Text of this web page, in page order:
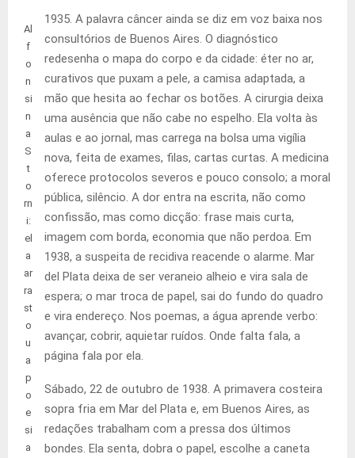
Al
f
o
n
si
n
a
S
t
o
rn
i:
el
a
ar
ra
st
o
u
a
p
o
e
si
a
1935. A palavra câncer ainda se diz em voz baixa nos
consultórios de Buenos Aires. O diagnóstico
redesenha o mapa do corpo e da cidade: éter no ar,
curativos que puxam a pele, a camisa adaptada, a
mão que hesita ao fechar os botões. A cirurgia deixa
uma ausência que não cabe no espelho. Ela volta às
aulas e ao jornal, mas carrega na bolsa uma vigília
nova, feita de exames, filas, cartas curtas. A medicina
oferece protocolos severos e pouco consolo; a moral
pública, silêncio. A dor entra na escrita, não como
confissão, mas como dicção: frase mais curta,
imagem com borda, economia que não perdoa. Em
1938, a suspeita de recidiva reacende o alarme. Mar
del Plata deixa de ser veraneio alheio e vira sala de
espera; o mar troca de papel, sai do fundo do quadro
e vira endereço. Nos poemas, a água aprende verbo:
avançar, cobrir, aquietar ruídos. Onde falta fala, a
página fala por ela.
Sábado, 22 de outubro de 1938. A primavera costeira
sopra fria em Mar del Plata e, em Buenos Aires, as
redações trabalham com a pressa dos últimos
bondes. Ela senta, dobra o papel, escolhe a caneta